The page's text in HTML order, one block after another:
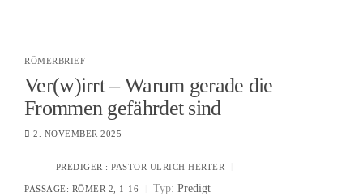
RÖMERBRIEF
Ver(w)irrt – Warum gerade die
Frommen gefährdet sind
2. NOVEMBER 2025
PREDIGER : PASTOR ULRICH HERTER
PASSAGE: RÖMER 2, 1-16 Typ: Predigt